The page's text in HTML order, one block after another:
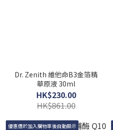
Dr. Zenith 維他命B3金箔精
華原液 30ml
HK$230.00
HK$861.00
優惠價於加入購物車後自動顯示